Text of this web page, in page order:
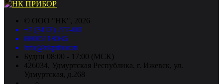
© ООО "НК", 2026
+7 (3412) 277-001
88005118036
info@nkpribor.ru
Будни 08:00 - 17:00 (МСК)
426034, Удмуртская Республика, г. Ижевск, ул.
Удмуртская, д.268